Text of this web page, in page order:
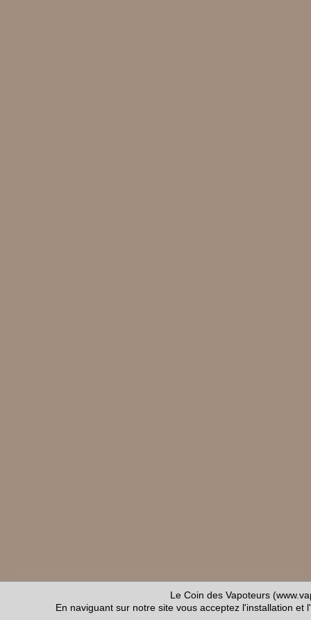
Le Coin des Vapoteurs
En naviguant sur notre site vous acceptez l'installation et